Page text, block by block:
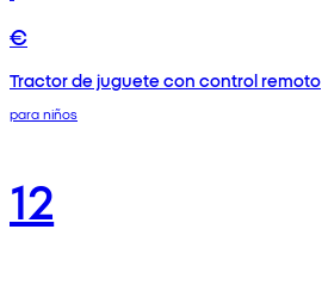
€
Tractor de juguete con control remoto
para niños
12